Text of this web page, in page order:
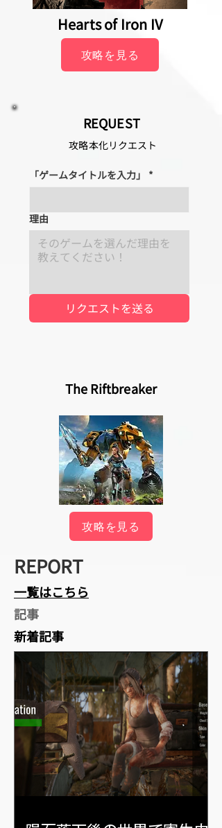
Hearts of Iron IV
攻略を見る
REQUEST
攻略本化リクエスト
「ゲームタイトルを入力」 *
理由
リクエストを送る
The Riftbreaker
攻略を見る
REPORT
一覧はこちら
​記事
​新着記事